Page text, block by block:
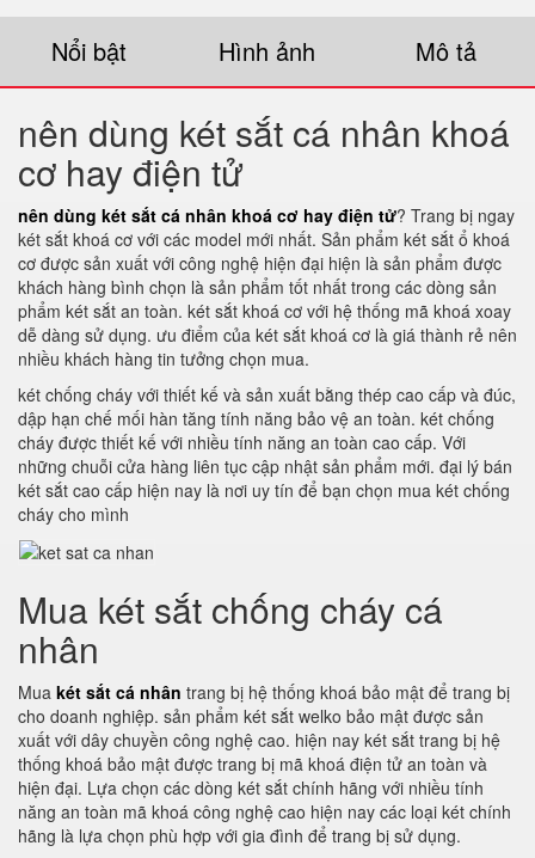
Nổi bật Hình ảnh Mô tả
nên dùng két sắt cá nhân khoá
cơ hay điện tử
nên dùng két sắt cá nhân khoá cơ hay điện tử? Trang bị ngay
két sắt khoá cơ với các model mới nhất. Sản phẩm két sắt ổ khoá
cơ được sản xuất với công nghệ hiện đại hiện là sản phẩm được
khách hàng bình chọn là sản phẩm tốt nhất trong các dòng sản
phẩm két sắt an toàn. két sắt khoá cơ với hệ thống mã khoá xoay
dễ dàng sử dụng. ưu điểm của két sắt khoá cơ là giá thành rẻ nên
nhiều khách hàng tin tưởng chọn mua.
két chống cháy với thiết kế và sản xuất bằng thép cao cấp và đúc,
dập hạn chế mối hàn tăng tính năng bảo vệ an toàn. két chống
cháy được thiết kế với nhiều tính năng an toàn cao cấp. Với
những chuỗi cửa hàng liên tục cập nhật sản phẩm mới. đại lý bán
két sắt cao cấp hiện nay là nơi uy tín để bạn chọn mua két chống
cháy cho mình
Mua két sắt chống cháy cá
nhân
Mua két sắt cá nhân trang bị hệ thống khoá bảo mật để trang bị
cho doanh nghiệp. sản phẩm két sắt welko bảo mật được sản
xuất với dây chuyền công nghệ cao. hiện nay két sắt trang bị hệ
thống khoá bảo mật được trang bị mã khoá điện tử an toàn và
hiện đại. Lựa chọn các dòng két sắt chính hãng với nhiều tính
năng an toàn mã khoá công nghệ cao hiện nay các loại két chính
hãng là lựa chọn phù hợp với gia đình để trang bị sử dụng.